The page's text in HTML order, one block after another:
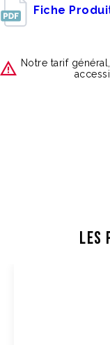
Fiche
Notre tarif
Les